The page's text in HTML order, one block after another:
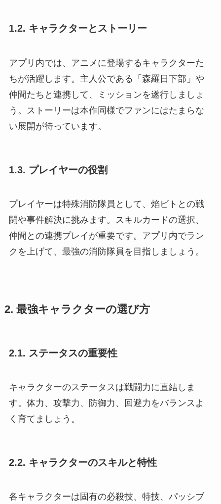
1.2. キャラクターとストーリー
アプリ内では、アニメに登場するキャラクターた
ちが活躍します。主人公である「森羅日下部」や
仲間たちと連携して、ミッションを遂行しましょ
う。ストーリーは本作同様でファンにはたまらな
い展開が待っています。
1.3. プレイヤーの役割
プレイヤーは特殊消防隊員として、焰ビトとの戦
闘や事件解決に挑みます。スキルカードの選択、
仲間との連携プレイが重要です。アプリ内でラン
クを上げて、最強の消防隊員を目指しましょう。
2. 最強キャラクターの選び方
2.1. ステータスの重要性
キャラクターのステータスは戦闘力に直結しま
す。体力、攻撃力、防御力、回避力をバランスよ
く育てましょう。
2.2. キャラクターのスキルと特性
各キャラクターは固有の必殺技、特技、パッシブ